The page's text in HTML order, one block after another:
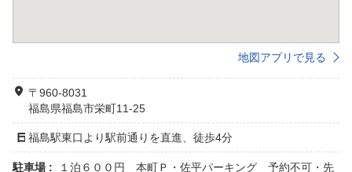
地図アプリで見る
〒960-8031
福島県福島市栄町11-25
福島駅東口より駅前通りを直進、徒歩4分
駐車場 : １泊６００円 本町Ｐ・佐平パーキング 予約不可・先